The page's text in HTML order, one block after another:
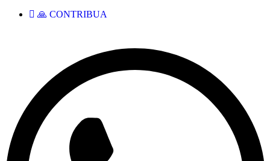
🙏 CONTRIBUA